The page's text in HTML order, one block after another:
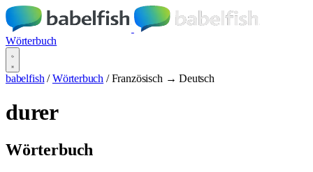
Wörterbuch
babelfish / Wörterbuch / Französisch → Deutsch
durer
Wörterbuch